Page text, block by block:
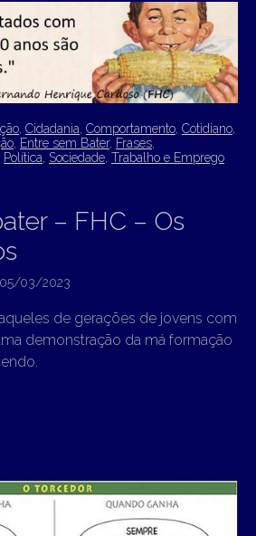
Cidadania Comportamento Cotidiano
Entre sem Bater, Frases
Política Sociedade Trabalho e Emprego
– FHC – Os
05/03/2023
de gerações de jovens com
demonstração da má formação